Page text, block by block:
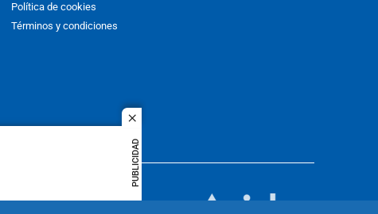
close
PUBLICIDAD
Política de cookies
Términos y condiciones
idioma